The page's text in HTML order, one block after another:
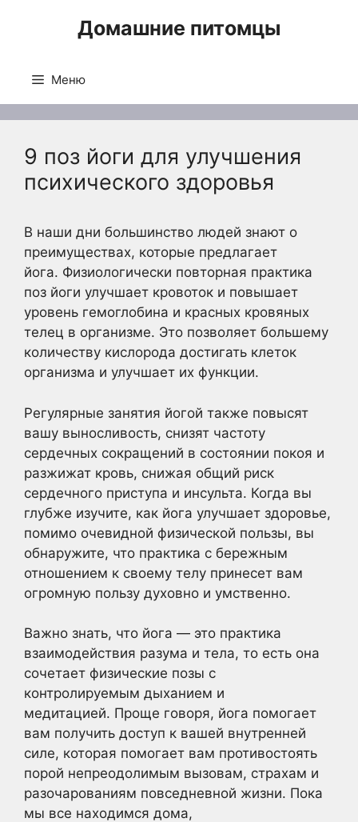
Домашние питомцы
Меню
9 поз йоги для улучшения
психического здоровья
В наши дни большинство людей знают о
преимуществах, которые предлагает
йога. Физиологически повторная практика
поз йоги улучшает кровоток и повышает
уровень гемоглобина и красных кровяных
телец в организме. Это позволяет большему
количеству кислорода достигать клеток
организма и улучшает их функции.
Регулярные занятия йогой также повысят
вашу выносливость, снизят частоту
сердечных сокращений в состоянии покоя и
разжижат кровь, снижая общий риск
сердечного приступа и инсульта. Когда вы
глубже изучите, как йога улучшает здоровье,
помимо очевидной физической пользы, вы
обнаружите, что практика с бережным
отношением к своему телу принесет вам
огромную пользу духовно и умственно.
Важно знать, что йога — это практика
взаимодействия разума и тела, то есть она
сочетает физические позы с
контролируемым дыханием и
медитацией. Проще говоря, йога помогает
вам получить доступ к вашей внутренней
силе, которая помогает вам противостоять
порой непреодолимым вызовам, страхам и
разочарованиям повседневной жизни. Пока
мы все находимся дома,